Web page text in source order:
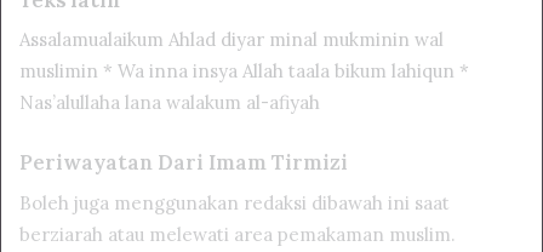
Assalamualaikum Ahlad diyar minal mukminin wal
muslimin * Wa inna insya Allah taala bikum lahiqun *
Nas’alullaha lana walakum al-afiyah
Periwayatan Dari Imam Tirmizi
Boleh juga menggunakan redaksi dibawah ini saat
berziarah atau melewati area pemakaman muslim.